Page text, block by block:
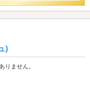
)
りません。